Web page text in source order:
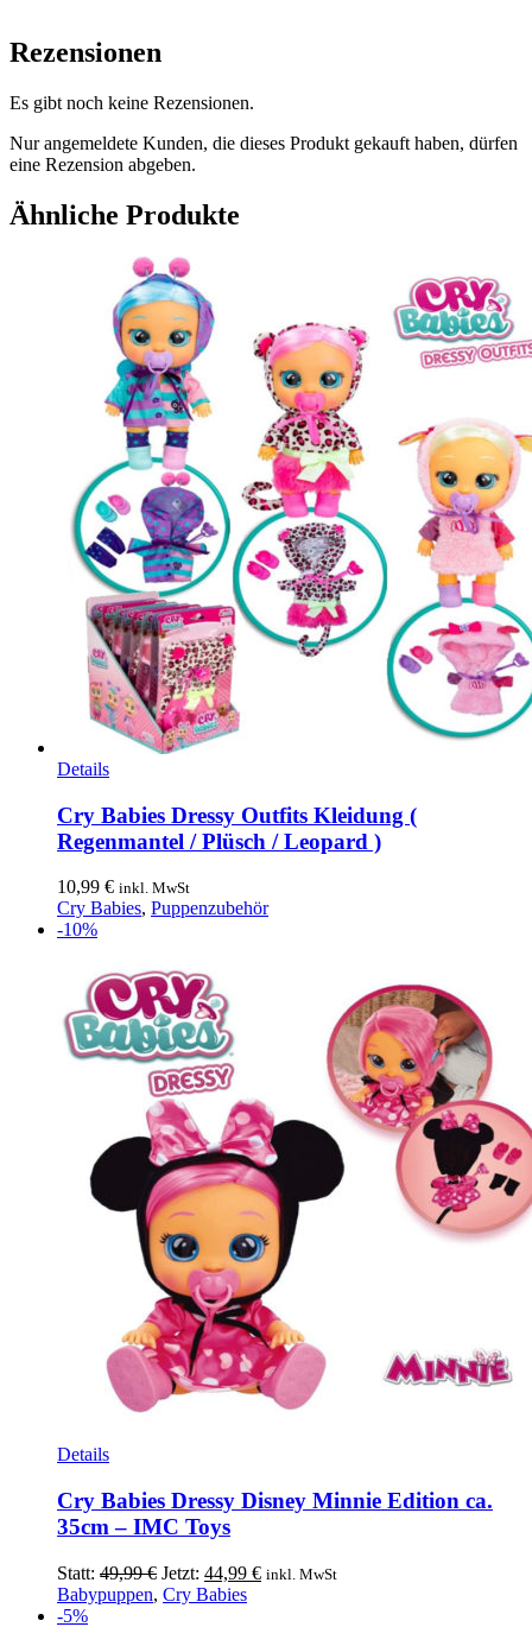
Rezensionen
Es gibt noch keine Rezensionen.
Nur angemeldete Kunden, die dieses Produkt gekauft haben, dürfen
eine Rezension abgeben.
Ähnliche Produkte
DetailsDieses
weist
mehrere
Varianten
Die
Optionen
der
Produktseite
gewählt
werden
Cry Babies Dressy Outfits Kleidung (
Regenmantel / Plüsch / Leopard )
10,99 € inkl. MwSt
Cry Babies, Puppenzubehör
-10%
Details
Cry Babies Dressy Disney Minnie Edition ca.
35cm – IMC Toys
Statt: 49,99€ Ursprünglicher
Preis
Jetzt: 44,99 €Aktueller
inkl. MwSt
Babypuppen, Cry Babies
-5%